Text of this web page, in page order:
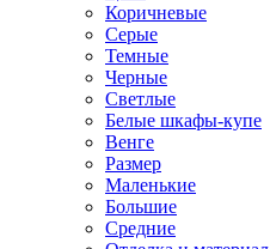
Коричневые
Серые
Темные
Черные
Светлые
Белые шкафы-купе
Венге
Размер
Маленькие
Большие
Средние